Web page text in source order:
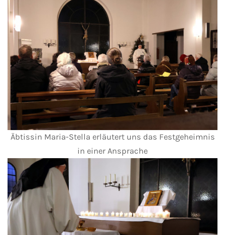
Äbtissin Maria-Stella erläutert uns das Festgeheimnis
in einer Ansprache